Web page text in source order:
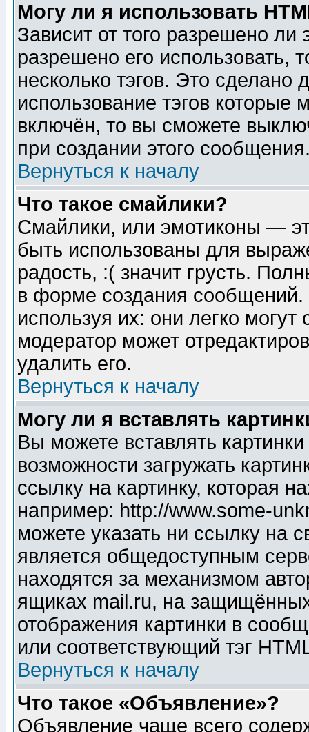
Могу ли я использовать
Зависит от того разрешено
разрешено его использовать,
несколько тэгов. Это сделано
использование тэгов
включён, то вы сможете
при создании этого
Вернуться к началу
Что такое смайлики?
Смайлики, или эмотиконы —
быть использованы для
радость, :( значит грусть.
в форме создания сообщений.
используя их: они легко
модератор может
удалить его.
Вернуться к началу
Могу ли я вставлять
Вы можете вставлять
возможности загружать
ссылку на картинку, которая
например: http://www.some-
можете указать ни ссылку на
является общедоступным
находятся за механизмом
ящиках mail.ru, на
отображения картинки в
или соответствующий тэг
Вернуться к началу
Что такое «Объявление»?
Объявление чаще всего